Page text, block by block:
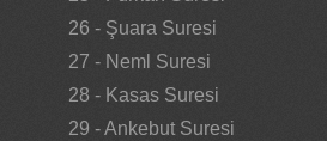
26 - Şuara Suresi
27 - Neml Suresi
28 - Kasas Suresi
29 - Ankebut Suresi